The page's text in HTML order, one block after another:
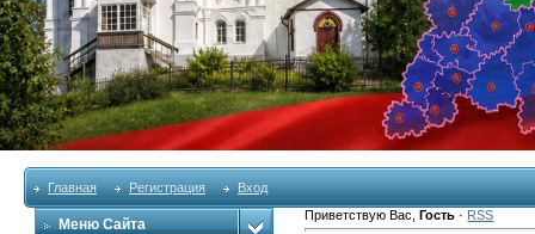
Главная Регистрация Вход
Меню Сайта
Приветствую Вас ,Гость · RSS